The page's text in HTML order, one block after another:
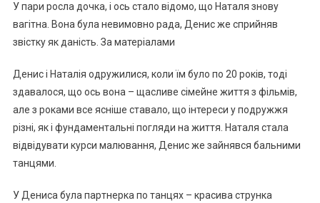
У пари росла дочка, і ось стало відомо, що Наталя знову
вaгiтна. Вона була невимовно рада, Денис же сприйняв
звістку як даність. За матеріалами
Денис і Наталія одружилися, коли їм було по 20 років, тоді
здавалося, що ось вона – щасливе сімейне життя з фільмів,
але з роками все ясніше ставало, що інтереси у подружжя
різні, як і фундаментальні погляди на життя. Наталя стала
відвідувати курси малювання, Денис же зайнявся бальними
танцями.
У Дениса була пapтнерка по танцях – красива струнка